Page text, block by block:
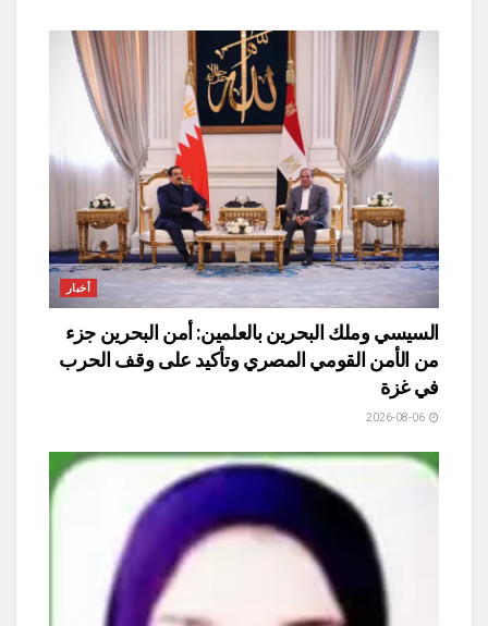
أخبار
السيسي وملك البحرين بالعلمين: أمن البحرين جزء
من الأمن القومي المصري وتأكيد على وقف الحرب
في غزة